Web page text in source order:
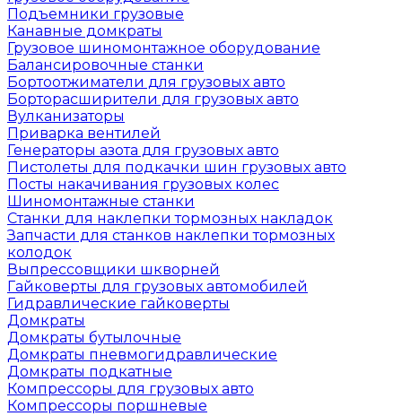
Подъемники грузовые
Канавные домкраты
Грузовое шиномонтажное оборудование
Балансировочные станки
Бортоотжиматели для грузовых авто
Борторасширители для грузовых авто
Вулканизаторы
Приварка вентилей
Генераторы азота для грузовых авто
Пистолеты для подкачки шин грузовых авто
Посты накачивания грузовых колес
Шиномонтажные станки
Станки для наклепки тормозных накладок
Запчасти для станков наклепки тормозных
колодок
Выпрессовщики шкворней
Гайковерты для грузовых автомобилей
Гидравлические гайковерты
Домкраты
Домкраты бутылочные
Домкраты пневмогидравлические
Домкраты подкатные
Компрессоры для грузовых авто
Компрессоры поршневые